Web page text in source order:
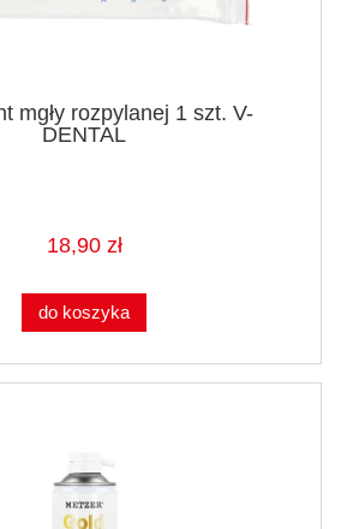
mgły rozpylanej 1 szt. V-
DENTAL
18,90 zł
do koszyka